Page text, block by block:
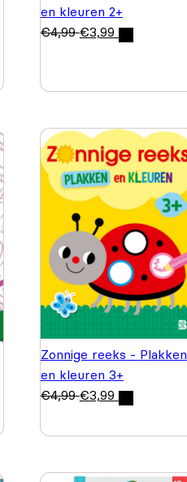
en kleuren 2+
€4,99 €3,99
Zonnige reeks - Plakken
en kleuren 3+
€4,99 €3,99